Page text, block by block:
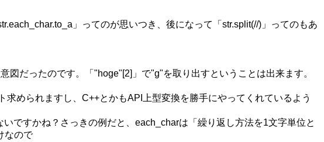
」ってのが思いつき、後になって「str.split(//)」ってのもあ
だったのです。「"hoge"[2]」で"g"を取り出すということは出来ます。
められますし、C++とかもAPI上型変換を勝手にやってくれているよう
ですかね？さっきの例だと、each_charは「繰り返し方法を1文字単位と
なので